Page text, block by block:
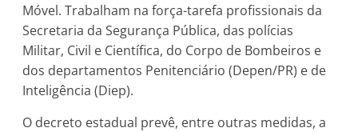
Móvel. Trabalham na força-tarefa profissionais da
Secretaria da Segurança Pública, das polícias
Militar, Civil e Científica, do Corpo de Bombeiros e
dos departamentos Penitenciário (Depen/PR) e de
Inteligência (Diep).
O decreto estadual prevê, entre outras medidas, a